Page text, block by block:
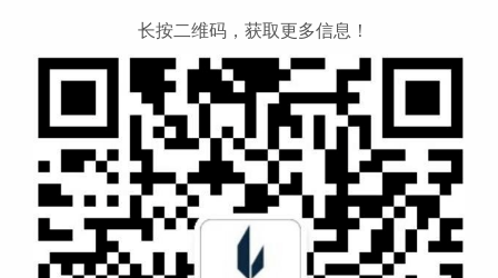
长按二维码，获取更多信息！